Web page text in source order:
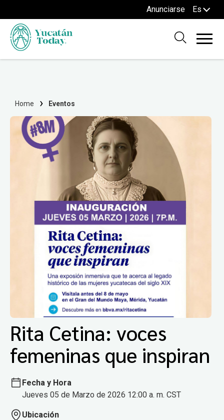
Anunciarse Es
Home Eventos
Rita Cetina: voces
femeninas que inspiran
Fecha y Hora
Jueves 05 de Marzo de 2026 12:00 a. m. CST
Ubicación